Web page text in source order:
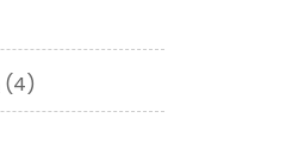
(4)